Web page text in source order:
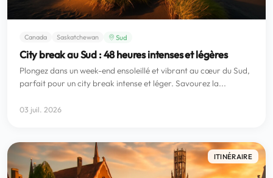
Canada Saskatchewan Sud
City break au Sud : 48 heures intenses et légères
Plongez dans un week-end ensoleillé et vibrant au cœur du Sud,
parfait pour un city break intense et léger. Savourez la...
03 juil. 2026
ITINÉRAIRE